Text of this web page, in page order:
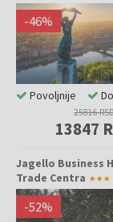
-46%
25816
13847
Povoljnije
Jagello Business
Trade Centra
-52%